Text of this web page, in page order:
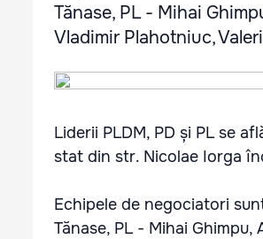
Tănase, PL - Mihai
Vladimir Plahotniuc,
Liderii PLDM, PD și PL se
stat din str. Nicolae Iorga
Echipele de negociatori
Tănase, PL - Mihai